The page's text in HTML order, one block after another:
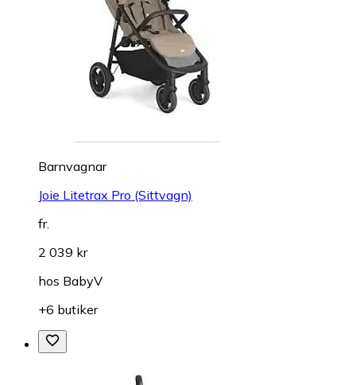
Barnvagnar
Joie Litetrax Pro (Sittvagn)
fr.
2 039 kr
hos BabyV
+6 butiker